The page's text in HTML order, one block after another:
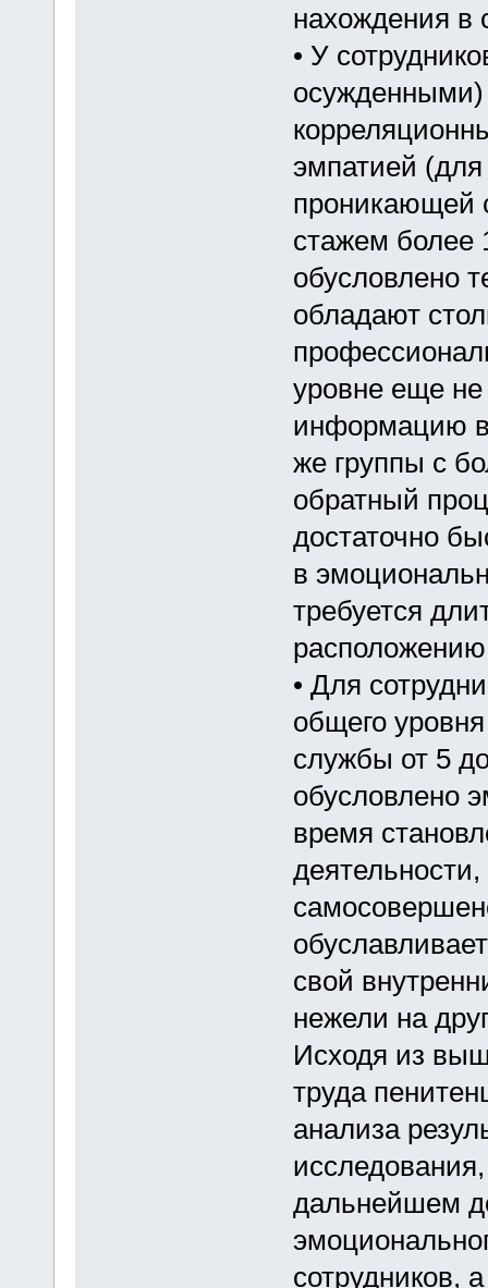
нахождения в
• У
осужденными)
эмпатией
проникающей
стажем более
обусловлено
обладают
уровне еще
информацию в
же группы с
обратный
достаточно
в
требуется
• Для
общего
службы от 5
обусловлено
время
свой
нежели на
Исходя из
труда
анализа
дальнейшем
сотрудников,